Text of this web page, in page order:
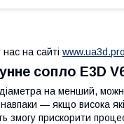
на сайті www.ua3d.pro
сопло E3D
на менший,
— якщо висока
змогу прискорити